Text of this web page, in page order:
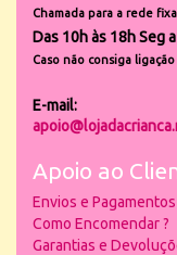
Chamada para a rede
Das 10h às 18h Seg
Caso não consiga
E-mail:
Apoio ao
Envios e Pagamentos
Como Encomendar ?
Garantias e